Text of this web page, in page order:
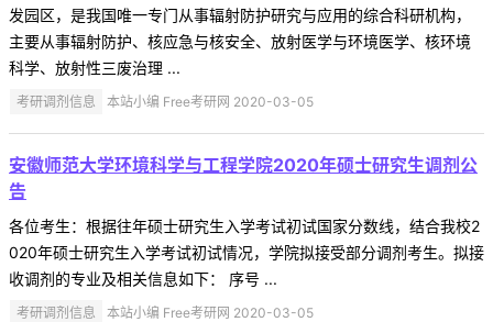
发园区，是我国唯一专门从事辐射防护研究与应用的综合科研机构，
主要从事辐射防护、核应急与核安全、放射医学与环境医学、核环境
科学、放射性三废治理 ...
考研调剂信息 本站小编 Free考研网 2020-03-05
安徽师范大学环境科学与工程学院2020年硕士研究生调剂公
告
各位考生：根据往年硕士研究生入学考试初试国家分数线，结合我校2
020年硕士研究生入学考试初试情况，学院拟接受部分调剂考生。拟接
收调剂的专业及相关信息如下： 序号 ...
考研调剂信息 本站小编 Free考研网 2020-03-05